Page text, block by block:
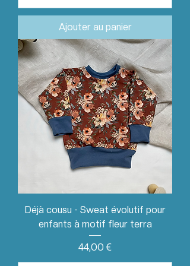
Ajouter au panier
Déjà cousu - Sweat évolutif pour
enfants à motif fleur terra
Prix
44,00 €